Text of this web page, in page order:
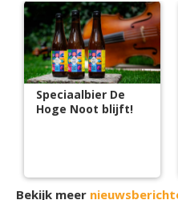
Speciaalbier De
Hoge Noot blijft!
Bekijk meer